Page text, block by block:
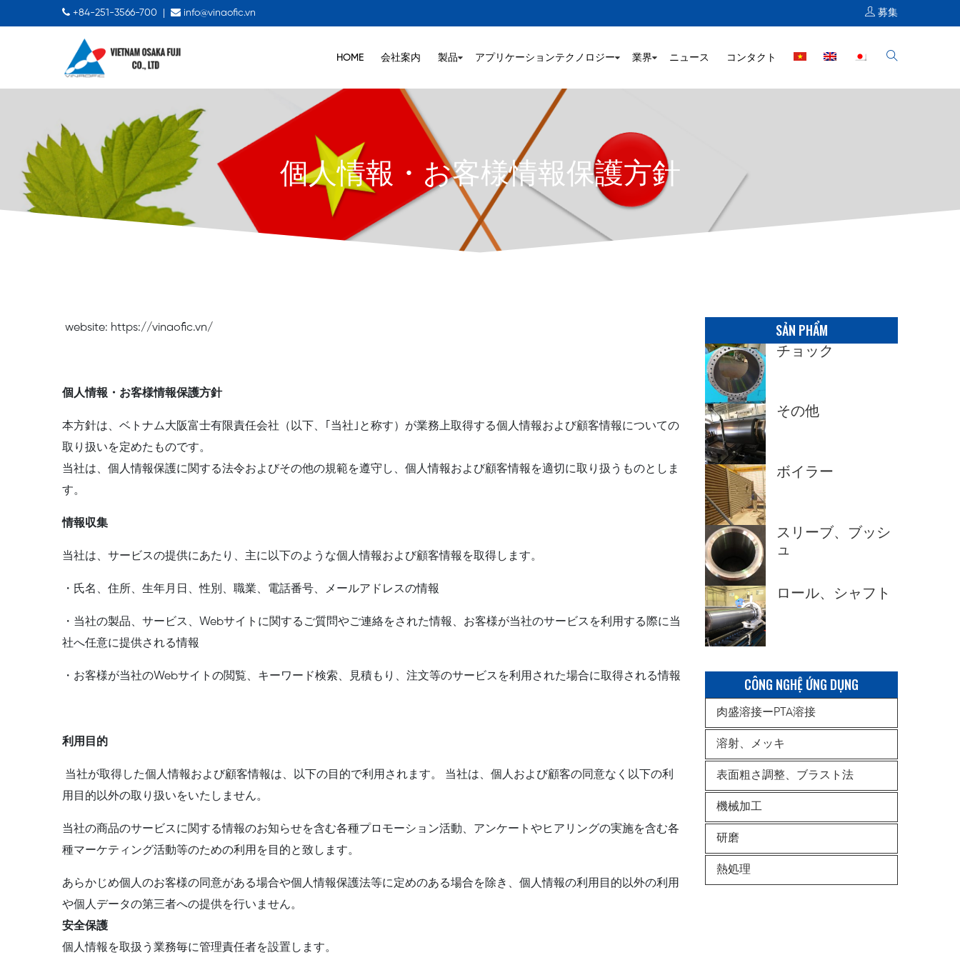
+84-251-3566-700 info@vinaofic.vn 募集
HOME 会社案内 製品 アプリケーションテクノロジー 業界 ニュース コンタクト
個人情報・お客様情報保護方針
website: https://vinaofic.vn/
個人情報・お客様情報保護方針
本方針は、ベトナム大阪富士有限責任会社（以下、｢当社｣と称す）が業務上取得する個人情報および顧客情報についての
取り扱いを定めたものです。
当社は、個人情報保護に関する法令およびその他の規範を遵守し、個人情報および顧客情報を適切に取り扱うものとしま
す。
情報収集
当社は、サービスの提供にあたり、主に以下のような個人情報および顧客情報を取得します。
・氏名、住所、生年月日、性別、職業、電話番号、メールアドレスの情報
・当社の製品、サービス、Webサイトに関するご質問やご連絡をされた情報、お客様が当社のサービスを利用する際に当
社へ任意に提供される情報
・お客様が当社のWebサイトの閲覧、キーワード検索、見積もり、注文等のサービスを利用された場合に取得される情報
利用目的
当社が取得した個人情報および顧客情報は、以下の目的で利用されます。 当社は、個人および顧客の同意なく以下の利
用目的以外の取り扱いをいたしません。
当社の商品のサービスに関する情報のお知らせを含む各種プロモーション活動、アンケートやヒアリングの実施を含む各
種マーケティング活動等のための利用を目的と致します。
あらかじめ個人のお客様の同意がある場合や個人情報保護法等に定めのある場合を除き、個人情報の利用目的以外の利用
や個人データの第三者への提供を行いません。
安全保護
個人情報を取扱う業務毎に管理責任者を設置します。
SẢN PHẨM
チョック
その他
ボイラー
スリーブ、ブッシ
ュ
ロール、シャフト
CÔNG NGHỆ ỨNG DỤNG
肉盛溶接ーPTA溶接
溶射、メッキ
表面粗さ調整、ブラスト法
機械加工
研磨
熱処理